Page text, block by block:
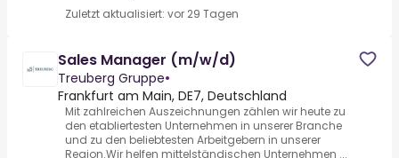
Zuletzt aktualisiert: vor 29 Tagen
Sales Manager (m/w/d)
Treuberg Gruppe•
Frankfurt am Main, DE7, Deutschland
Mit zahlreichen Auszeichnungen zählen wir heute zu
den etabliertesten Unternehmen in unserer Branche
und zu den beliebtesten Arbeitgebern in unserer
Region.Wir helfen mittelständischen Unternehmen ...